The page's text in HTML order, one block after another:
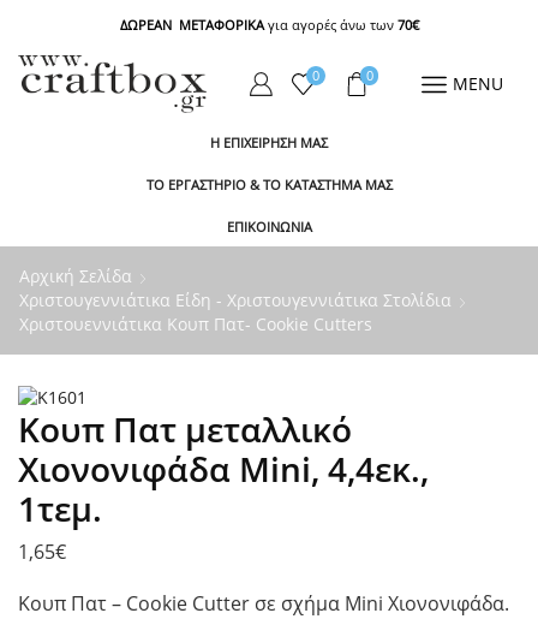
ΔΩΡΕΑΝ ΜΕΤΑΦΟΡΙΚΑγια αγορές άνω των 70€
0 0 MENU
Η ΕΠΙΧΕΙΡΗΣΗ ΜΑΣ
ΤΟ ΕΡΓΑΣΤΗΡΙΟ & ΤΟ ΚΑΤΑΣΤΗΜΑ ΜΑΣ
ΕΠΙΚΟΙΝΩΝΙΑ
Αρχική Σελίδα
Χριστουγεννιάτικα Είδη - Χριστουγεννιάτικα Στολίδια
Χριστουεννιάτικα Κουπ Πατ- Cookie Cutters
Κουπ Πατ μεταλλικό
Χιονονιφάδα Mini, 4,4εκ.,
1τεμ.
1,65€
Κουπ Πατ – Cookie Cutter σε σχήμα Mini Χιονονιφάδα.